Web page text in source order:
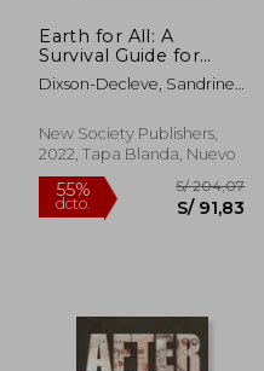
Earth for All: A
Survival Guide for
Humanity (en Inglés)
Dixson-Decleve, Sandrine ;
Jayati
New Society Publishers,
2022, Tapa Blanda, Nuevo
55%
dcto.
S/ 204,07
S/ 91,83